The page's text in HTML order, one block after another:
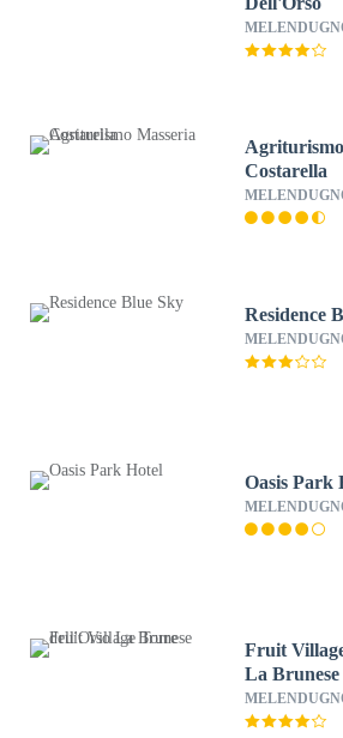
Costarella
Residence
Oasis Park
Fruit
La Brunese